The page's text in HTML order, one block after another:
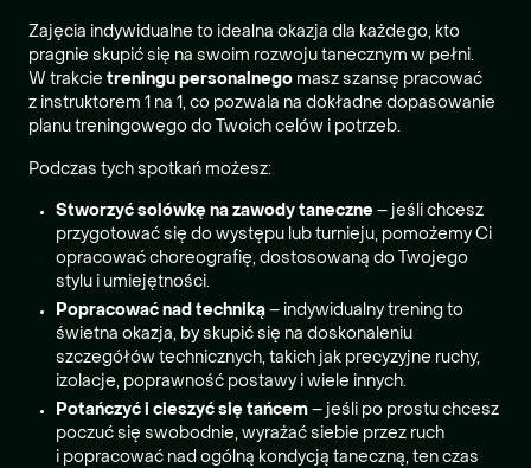
Zajęcia indywidualne to idealna okazja dla każdego, kto
pragnie skupić się na swoim rozwoju tanecznym w pełni.
W trakcie treningu personalnegomasz szansę pracować
z instruktorem 1 na 1, co pozwala na dokładne dopasowanie
planu treningowego do Twoich celów i potrzeb.
Podczas tych spotkań możesz:
Stworzyć solówkę na zawody taneczne – jeśli chcesz
przygotować się do występu lub turnieju, pomożemy Ci
opracować choreografię, dostosowaną do Twojego
stylu i umiejętności.
Popracować nad techniką – indywidualny trening to
świetna okazja, by skupić się na doskonaleniu
szczegółów technicznych, takich jak precyzyjne ruchy,
izolacje, poprawność postawy i wiele innych.
Potańczyć i cieszyć się tańcem – jeśli po prostu chcesz
poczuć się swobodnie, wyrażać siebie przez ruch
i popracować nad ogólną kondycją taneczną, ten czas